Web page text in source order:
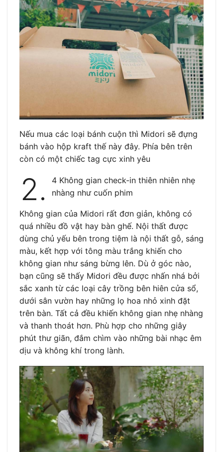
Nếu mua các loại bánh cuộn thì Midori sẽ đựng
bánh vào hộp kraft thế này đây. Phía bên trên
còn có một chiếc tag cực xinh yêu
2.
4 Không gian check-in thiên nhiên nhẹ
nhàng như cuốn phim
Không gian của Midori rất đơn giản, không có
quá nhiều đồ vật hay bàn ghế. Nội thất được
dùng chủ yếu bên trong tiệm là nội thất gỗ, sáng
màu, kết hợp với tông màu trắng khiến cho
không gian như sáng bừng lên. Dù ở góc nào,
bạn cũng sẽ thấy Midori đều được nhấn nhá bởi
sắc xanh từ các loại cây trồng bên hiên cửa sổ,
dưới sân vườn hay những lọ hoa nhỏ xinh đặt
trên bàn. Tất cả đều khiến không gian nhẹ nhàng
và thanh thoát hơn. Phù hợp cho những giây
phút thư giãn, đắm chìm vào những bài nhạc êm
dịu và không khí trong lành.